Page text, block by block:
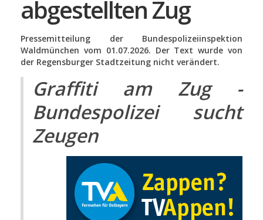
abgestellten Zug
Pressemitteilung der Bundespolizeiinspektion
Waldmünchen vom 01.07.2026. Der Text wurde von
der Regensburger Stadtzeitung nicht verändert.
Graffiti am Zug -
Bundespolizei sucht
Zeugen